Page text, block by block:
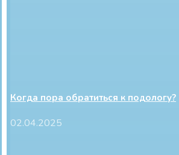
Когда пора обратиться к подологу?
02.04.2025